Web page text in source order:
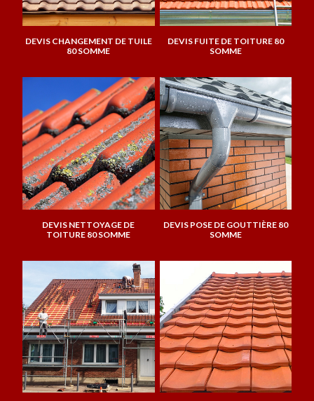
DEVIS CHANGEMENT DE TUILE
80 SOMME
DEVIS FUITE DE TOITURE 80
SOMME
DEVIS NETTOYAGE DE
TOITURE 80 SOMME
DEVIS POSE DE GOUTTIÈRE 80
SOMME